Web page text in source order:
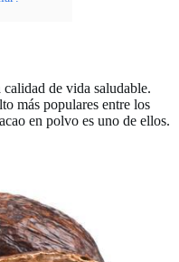
calidad de vida saludable.
más populares entre los
en polvo es uno de ellos.